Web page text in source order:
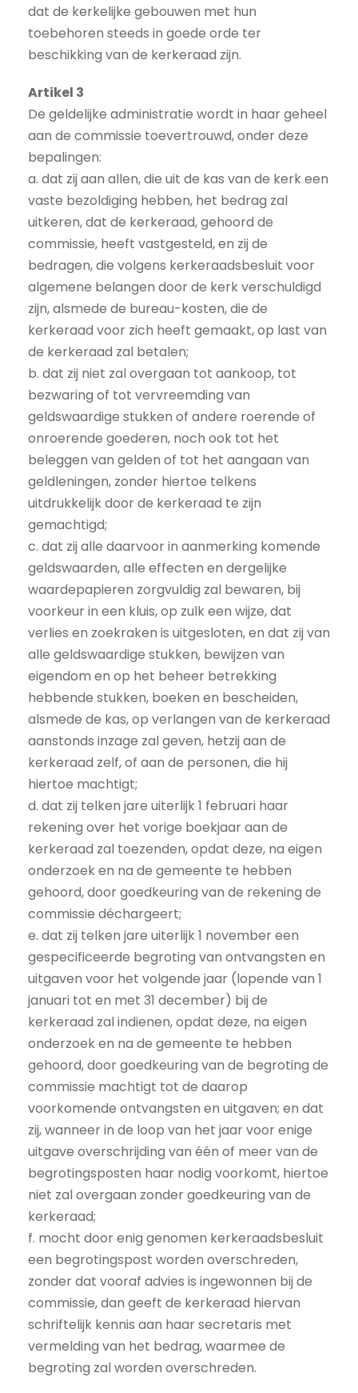
dat de kerkelijke gebouwen met hun
toebehoren steeds in goede orde ter
beschikking van de kerkeraad zijn.
Artikel 3
De geldelijke administratie wordt in haar geheel
aan de commissie toevertrouwd, onder deze
bepalingen:
a. dat zij aan allen, die uit de kas van de kerk een
vaste bezoldiging hebben, het bedrag zal
uitkeren, dat de kerkeraad, gehoord de
commissie, heeft vastgesteld, en zij de
bedragen, die volgens kerkeraadsbesluit voor
algemene belangen door de kerk verschuldigd
zijn, alsmede de bureau-kosten, die de
kerkeraad voor zich heeft gemaakt, op last van
de kerkeraad zal betalen;
b. dat zij niet zal overgaan tot aankoop, tot
bezwaring of tot vervreemding van
geldswaardige stukken of andere roerende of
onroerende goederen, noch ook tot het
beleggen van gelden of tot het aangaan van
geldleningen, zonder hiertoe telkens
uitdrukkelijk door de kerkeraad te zijn
gemachtigd;
c. dat zij alle daarvoor in aanmerking komende
geldswaarden, alle effecten en dergelijke
waardepapieren zorgvuldig zal bewaren, bij
voorkeur in een kluis, op zulk een wijze, dat
verlies en zoekraken is uitgesloten, en dat zij van
alle geldswaardige stukken, bewijzen van
eigendom en op het beheer betrekking
hebbende stukken, boeken en bescheiden,
alsmede de kas, op verlangen van de kerkeraad
aanstonds inzage zal geven, hetzij aan de
kerkeraad zelf, of aan de personen, die hij
hiertoe machtigt;
d. dat zij telken jare uiterlijk 1 februari haar
rekening over het vorige boekjaar aan de
kerkeraad zal toezenden, opdat deze, na eigen
onderzoek en na de gemeente te hebben
gehoord, door goedkeuring van de rekening de
commissie déchargeert;
e. dat zij telken jare uiterlijk 1 november een
gespecificeerde begroting van ontvangsten en
uitgaven voor het volgende jaar (lopende van 1
januari tot en met 31 december) bij de
kerkeraad zal indienen, opdat deze, na eigen
onderzoek en na de gemeente te hebben
gehoord, door goedkeuring van de begroting de
commissie machtigt tot de daarop
voorkomende ontvangsten en uitgaven; en dat
zij, wanneer in de loop van het jaar voor enige
uitgave overschrijding van één of meer van de
begrotingsposten haar nodig voorkomt, hiertoe
niet zal overgaan zonder goedkeuring van de
kerkeraad;
f. mocht door enig genomen kerkeraadsbesluit
een begrotingspost worden overschreden,
zonder dat vooraf advies is ingewonnen bij de
commissie, dan geeft de kerkeraad hiervan
schriftelijk kennis aan haar secretaris met
vermelding van het bedrag, waarmee de
begroting zal worden overschreden.